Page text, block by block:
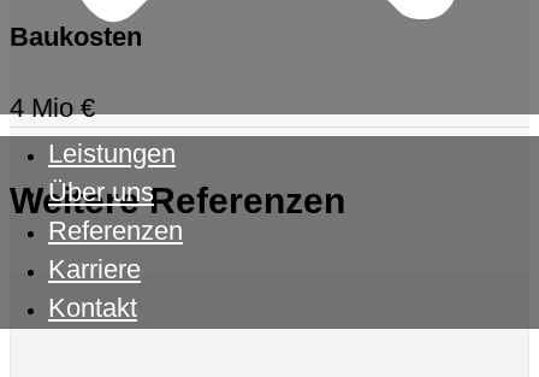
Leistungen
Über uns
Referenzen
Karriere
Kontakt
Baukosten
4 Mio €
Weitere Referenzen